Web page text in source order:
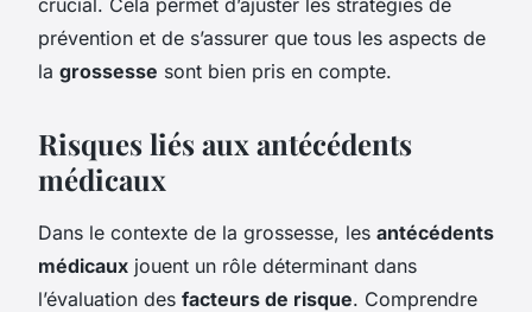
prévention et de s’assurer que tous les aspects de
la grossesse sont bien pris en compte.
Risques liés aux antécédents
médicaux
Dans le contexte de la grossesse, les antécédents
médicaux jouent un rôle déterminant dans
l’évaluation des facteurs de risque. Comprendre